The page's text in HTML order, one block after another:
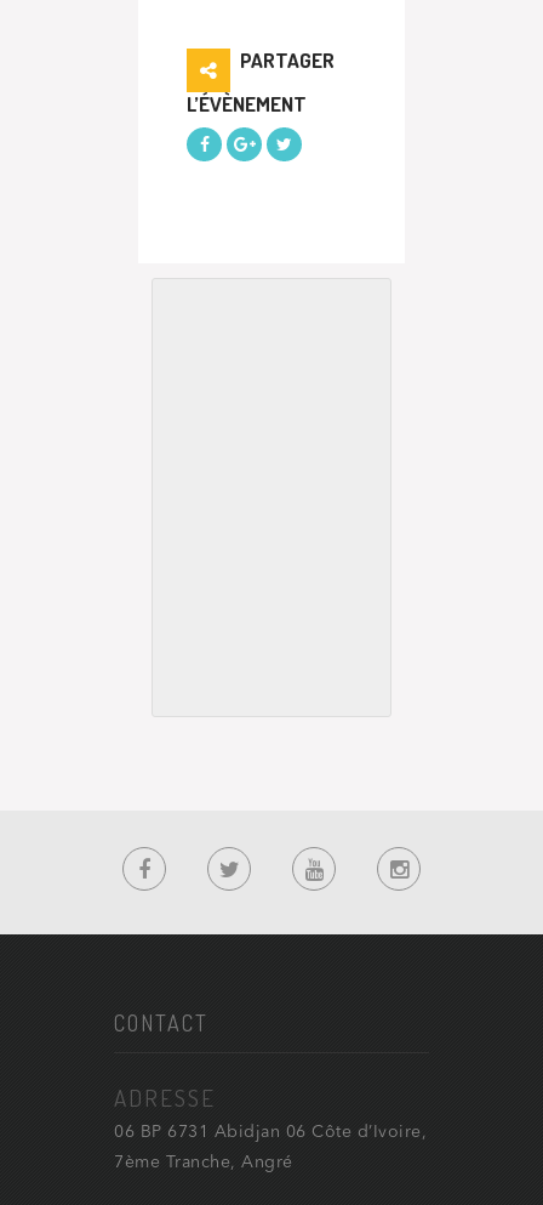
PARTAGER
L’ÉVÈNEMENT
CONTACT
ADRESSE
06 BP 6731 Abidjan 06 Côte d’Ivoire,
7ème Tranche, Angré